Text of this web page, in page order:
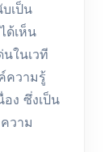
เป็น
ด้เห็น
ในเวที
ความรู้
ง ซึ่งเป็น
วาม